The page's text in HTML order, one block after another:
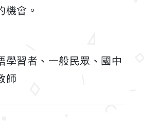
機會。
學習者、一般民眾、國中
師